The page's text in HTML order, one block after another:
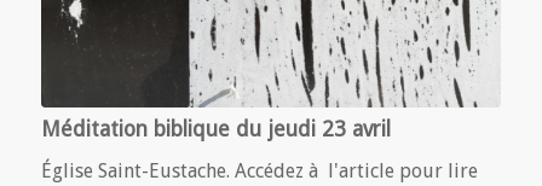
Méditation biblique du jeudi 23 avril
Église Saint-Eustache. Accédez à l'article pour lire